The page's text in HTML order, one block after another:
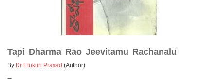
Tapi Dharma Rao Jeevitamu Rachanalu
By Dr Etukuri Prasad (Author)